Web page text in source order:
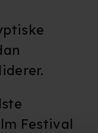
Festival